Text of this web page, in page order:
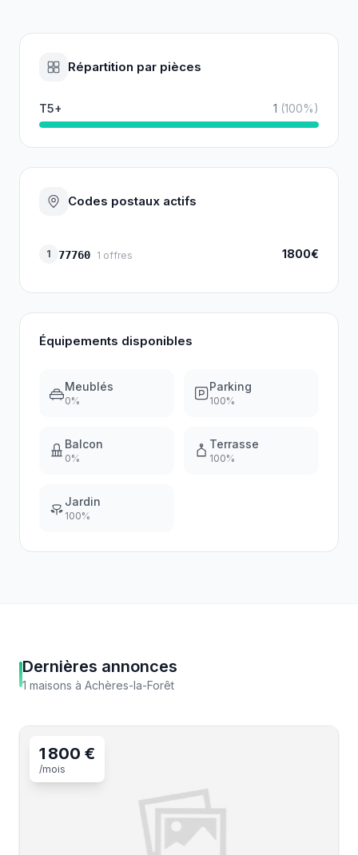
Répartition par pièces
T5+ 1 (100%)
Codes postaux actifs
1 77760 1 offres 1800€
Équipements disponibles
Meublés
0%
Parking
100%
Balcon
0%
Terrasse
100%
Jardin
100%
Dernières annonces
1 maisons à Achères-la-Forêt
1 800 €
/mois